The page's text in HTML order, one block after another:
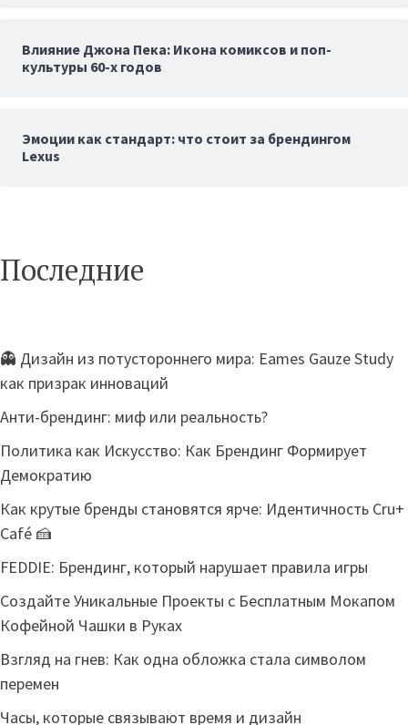
Влияние Джона Пека: Икона комиксов и поп-
культуры 60-х годов
Эмоции как стандарт: что стоит за брендингом
Lexus
Последние
👻 Дизайн из потустороннего мира: Eames Gauze Study
как призрак инноваций
Анти-брендинг: миф или реальность?
Политика как Искусство: Как Брендинг Формирует
Демократию
Как крутые бренды становятся ярче: Идентичность Cru+
Café 🍰
FEDDIE: Брендинг, который нарушает правила игры
Создайте Уникальные Проекты с Бесплатным Мокапом
Кофейной Чашки в Руках
Взгляд на гнев: Как одна обложка стала символом
перемен
Часы, которые связывают время и дизайн